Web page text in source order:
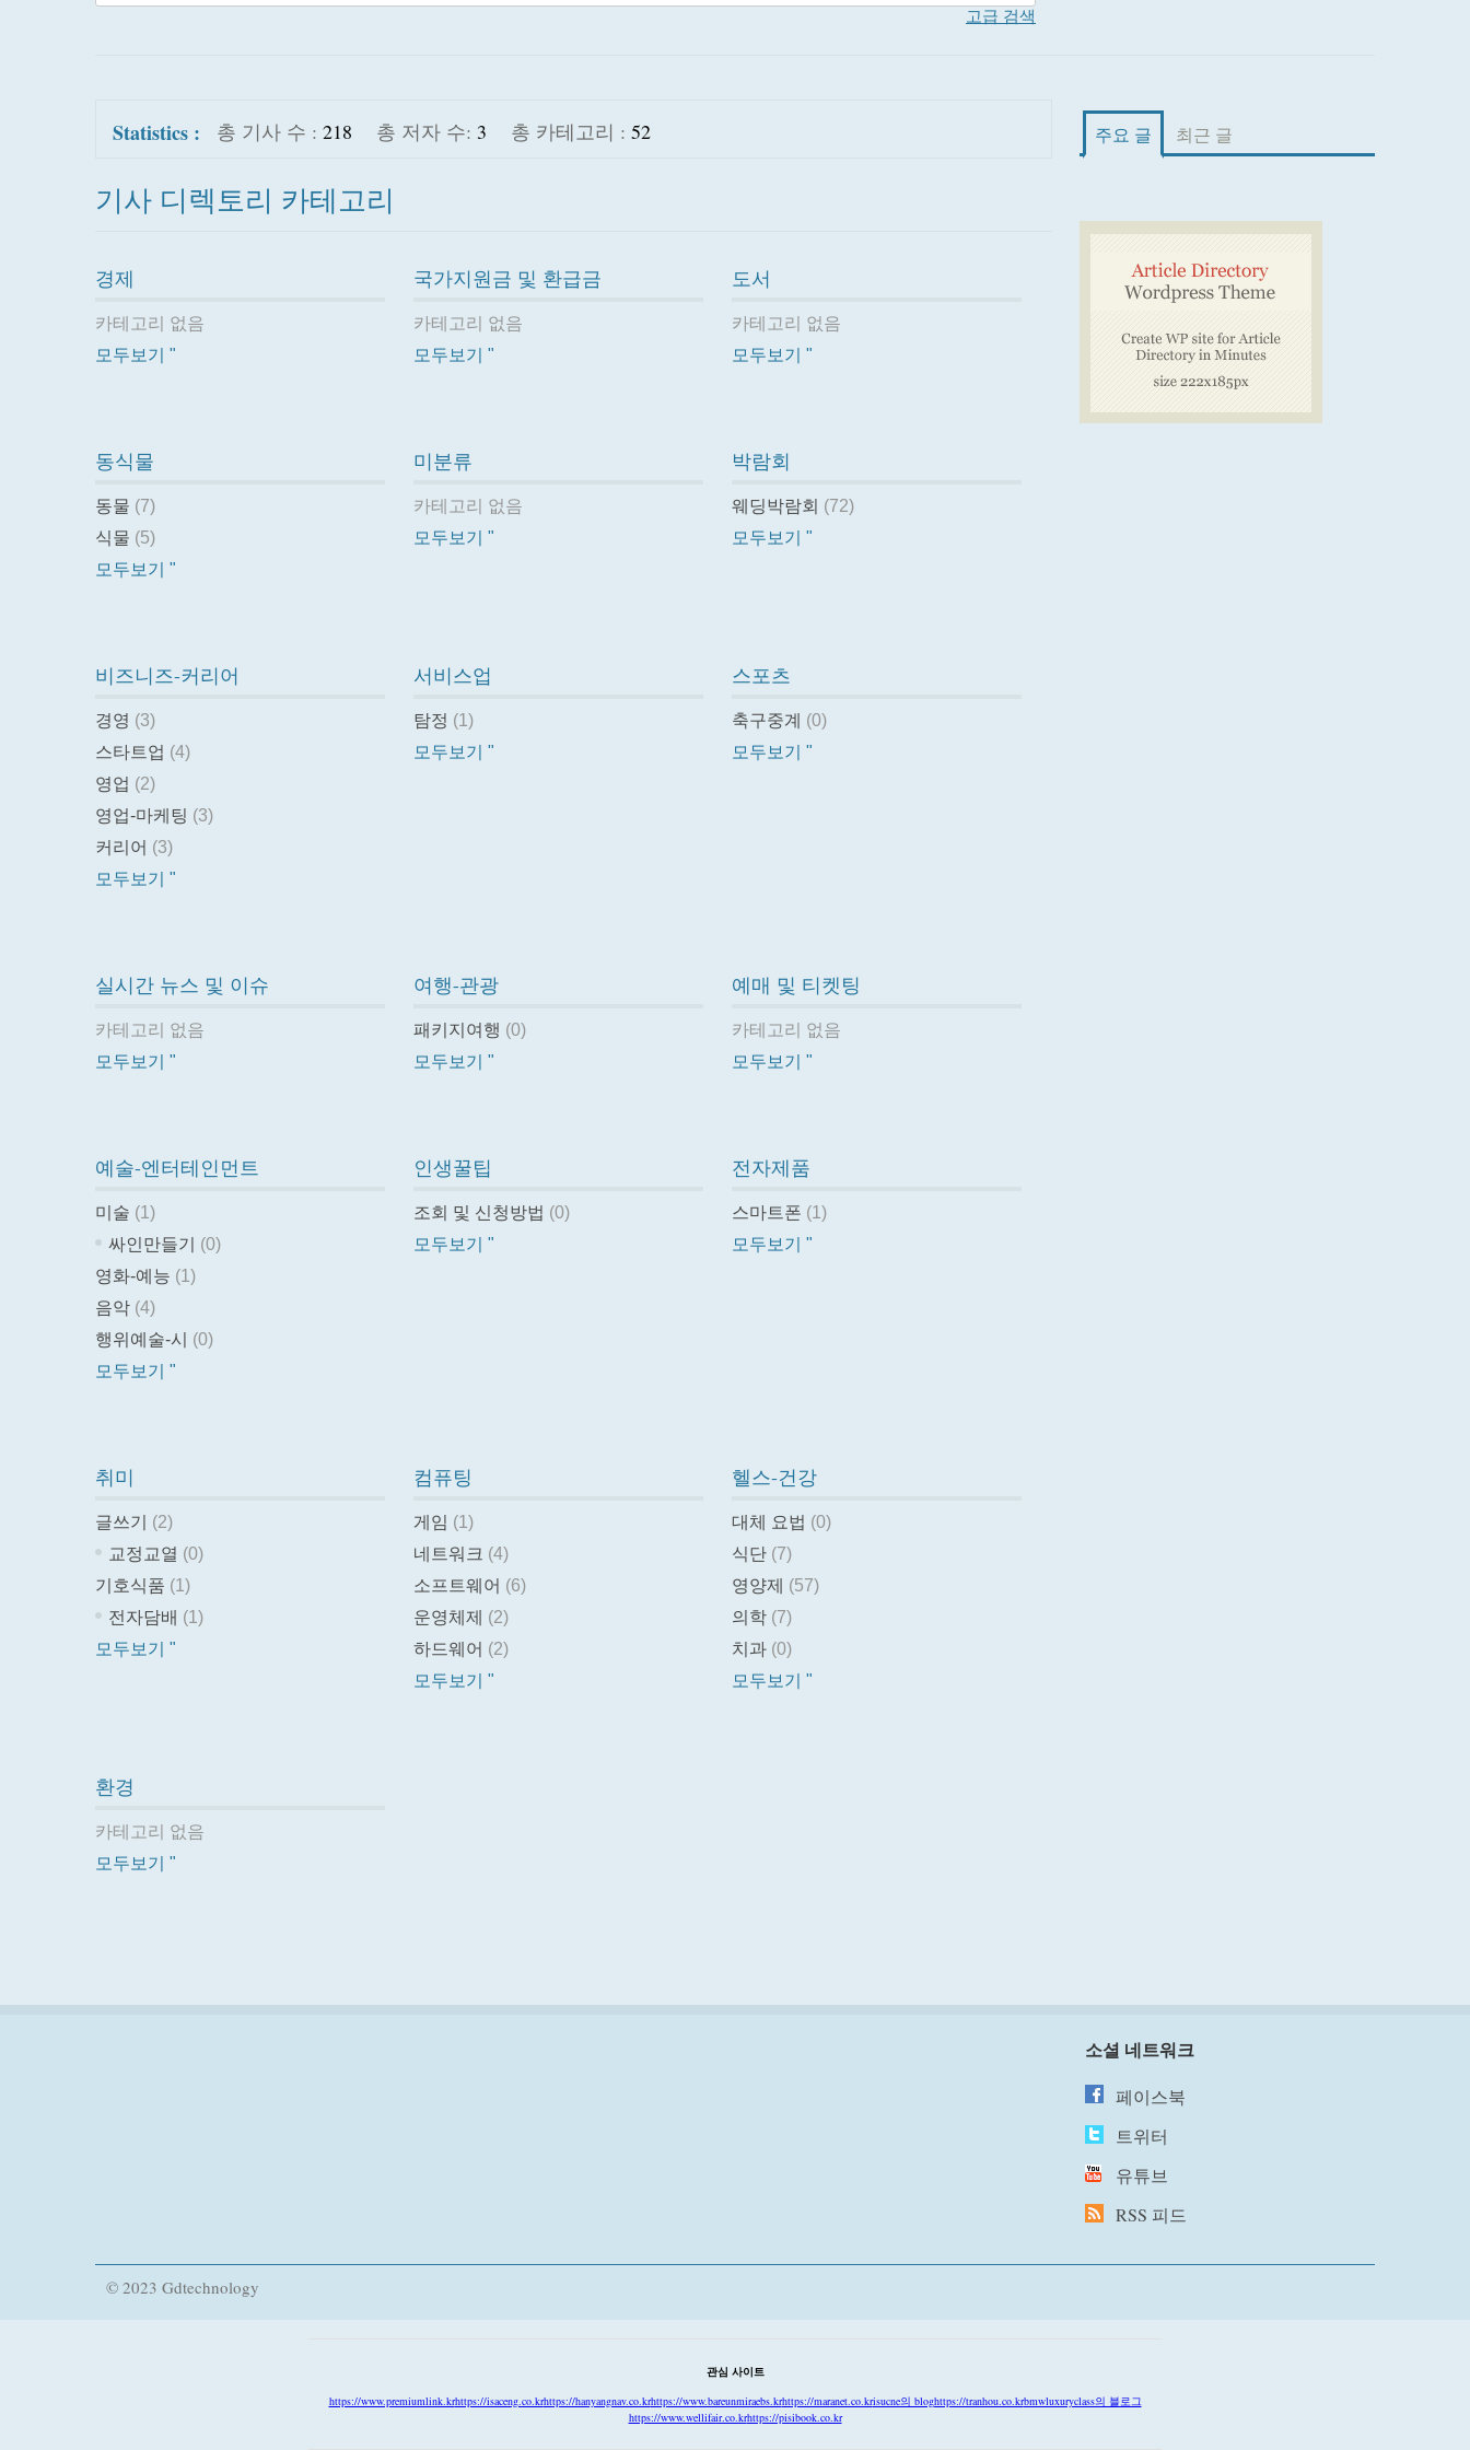
고급 검색
Statistics : 총 기사 수 : 218 총 저자 수: 3 총 카테고리 : 52
기사 디렉토리 카테고리
경제
카테고리 없음
모두보기 "
국가지원금 및 환급금
카테고리 없음
모두보기 "
도서
카테고리 없음
모두보기 "
동식물
동물 (7)
식물 (5)
모두보기 "
미분류
카테고리 없음
모두보기 "
박람회
웨딩박람회 (72)
모두보기 "
비즈니즈-커리어
경영 (3)
스타트업 (4)
영업 (2)
영업-마케팅 (3)
커리어 (3)
모두보기 "
서비스업
탐정 (1)
모두보기 "
스포츠
축구중계 (0)
모두보기 "
실시간 뉴스 및 이슈
카테고리 없음
모두보기 "
여행-관광
패키지여행 (0)
모두보기 "
예매 및 티켓팅
카테고리 없음
모두보기 "
예술-엔터테인먼트
미술 (1)
싸인만들기
(0)
영화-예능 (1)
음악 (4)
행위예술-시
(0)
모두보기 "
인생꿀팁
조회 및 신청방법 (0)
모두보기 "
전자제품
스마트폰 (1)
모두보기 "
취미
글쓰기
(2)
교정교열 (0)
기호식품 (1)
전자담배 (1)
모두보기 "
컴퓨팅
게임 (1)
네트워크 (4)
소프트웨어 (6)
운영체제 (2)
하드웨어 (2)
모두보기 "
헬스-건강
대체 요법 (0)
식단 (7)
영양제 (57)
의학 (7)
치과 (0)
모두보기 "
환경
카테고리 없음
모두보기 "
주요 글 최근 글
소셜 네트워크
페이스북
트위터
유튜브
RSS 피드
© 2023 Gdtechnology
관심 사이트
https://www.premiumlink.krhttps://isaceng.co.krhttps://hanyangnav.co.krhttps://www.bareunmiraebs.krhttps://maranet.co.krisucne의 bloghttps://tranhou.co.krbmwluxuryclass의 블로그
https://www.wellifair.co.krhttps://pisibook.co.kr